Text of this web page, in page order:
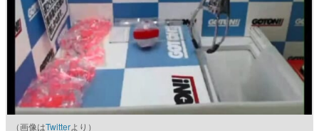
（画像はTwitterより）